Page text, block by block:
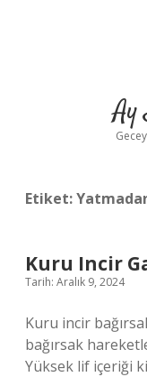
Etiket:
Kuru Incir
Tarih: Aralık 9, 2024
Kuru incir
bağırsak
Yüksek lif içeriği